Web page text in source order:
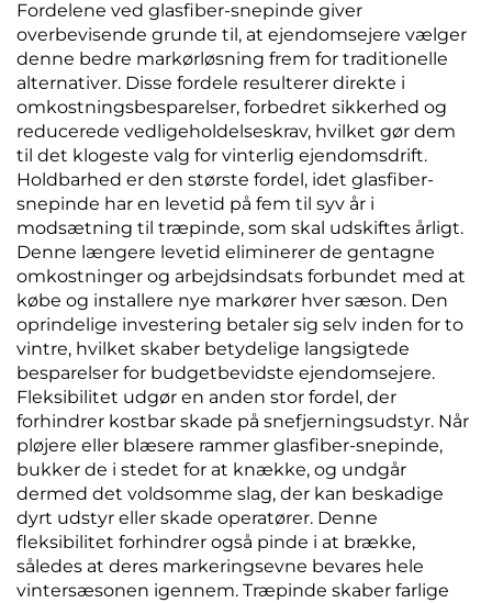
Fordelene ved glasfiber-snepinde giver
overbevisende grunde til, at ejendomsejere vælger
denne bedre markørløsning frem for traditionelle
alternativer. Disse fordele resulterer direkte i
omkostningsbesparelser, forbedret sikkerhed og
reducerede vedligeholdelseskrav, hvilket gør dem
til det klogeste valg for vinterlig ejendomsdrift.
Holdbarhed er den største fordel, idet glasfiber-
snepinde har en levetid på fem til syv år i
modsætning til træpinde, som skal udskiftes årligt.
Denne længere levetid eliminerer de gentagne
omkostninger og arbejdsindsats forbundet med at
købe og installere nye markører hver sæson. Den
oprindelige investering betaler sig selv inden for to
vintre, hvilket skaber betydelige langsigtede
besparelser for budgetbevidste ejendomsejere.
Fleksibilitet udgør en anden stor fordel, der
forhindrer kostbar skade på snefjerningsudstyr. Når
pløjere eller blæsere rammer glasfiber-snepinde,
bukker de i stedet for at knække, og undgår
dermed det voldsomme slag, der kan beskadige
dyrt udstyr eller skade operatører. Denne
fleksibilitet forhindrer også pinde i at brække,
således at deres markeringsevne bevares hele
vintersæsonen igennem. Træpinde skaber farlige